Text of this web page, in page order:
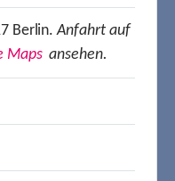
Berlin.Anfahrt auf
Mapsansehen.